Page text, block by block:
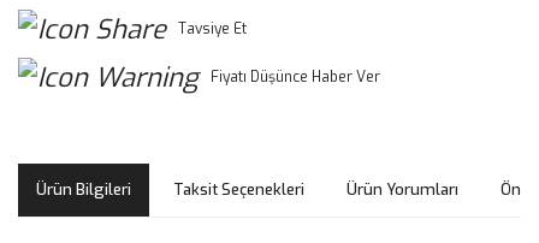
Tavsiye Et
Fiyatı Düşünce Haber Ver
Ürün Bilgileri Taksit Seçenekleri Ürün Yorumları